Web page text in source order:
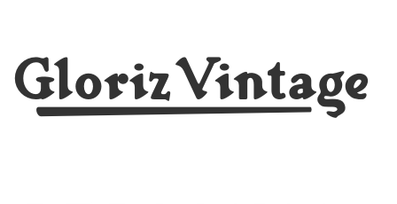
Gloriz Vintage